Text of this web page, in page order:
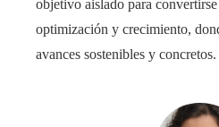
objetivo aislado para
optimización y crecimiento,
avances sostenibles y concretos.